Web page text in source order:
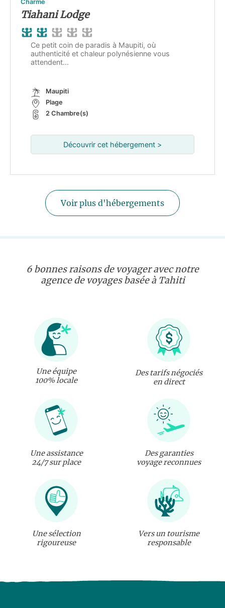
Charme
Tiahani Lodge
Ce petit coin de paradis à Maupiti, où
authenticité et chaleur polynésienne vous
attendent...
Maupiti
Plage
2 Chambre(s)
Découvrir cet hébergement >
Voir plus d'hébergements
6 bonnes raisons de voyager avec notre
agence de voyages basée à Tahiti
Une équipe
100% locale
Des tarifs négociés
en direct
Une assistance
24/7 sur place
Des garanties
voyage reconnues
Une sélection
rigoureuse
Vers un tourisme
responsable